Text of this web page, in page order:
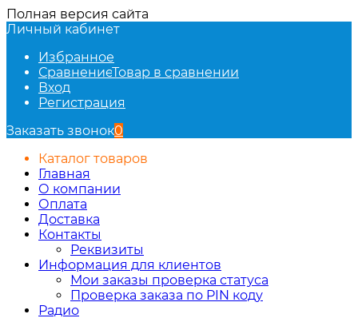
Полная версия сайта
Личный кабинет
Избранное
СравнениеТовар в сравнении
Вход
Регистрация
Заказать звонок0
Каталог товаров
Главная
О компании
Оплата
Доставка
Контакты
Реквизиты
Информация для клиентов
Мои заказы проверка статуса
Проверка заказа по PIN коду
Радио